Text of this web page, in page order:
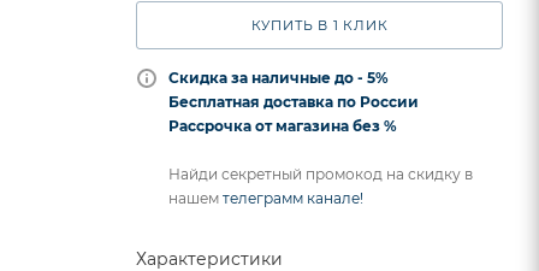
КУПИТЬ В 1 КЛИК
Скидка за наличные до - 5%
Бесплатная доставка по России
Рассрочка от магазина без %
Найди секретный промокод на скидку в
нашем телеграмм канале!
Характеристики